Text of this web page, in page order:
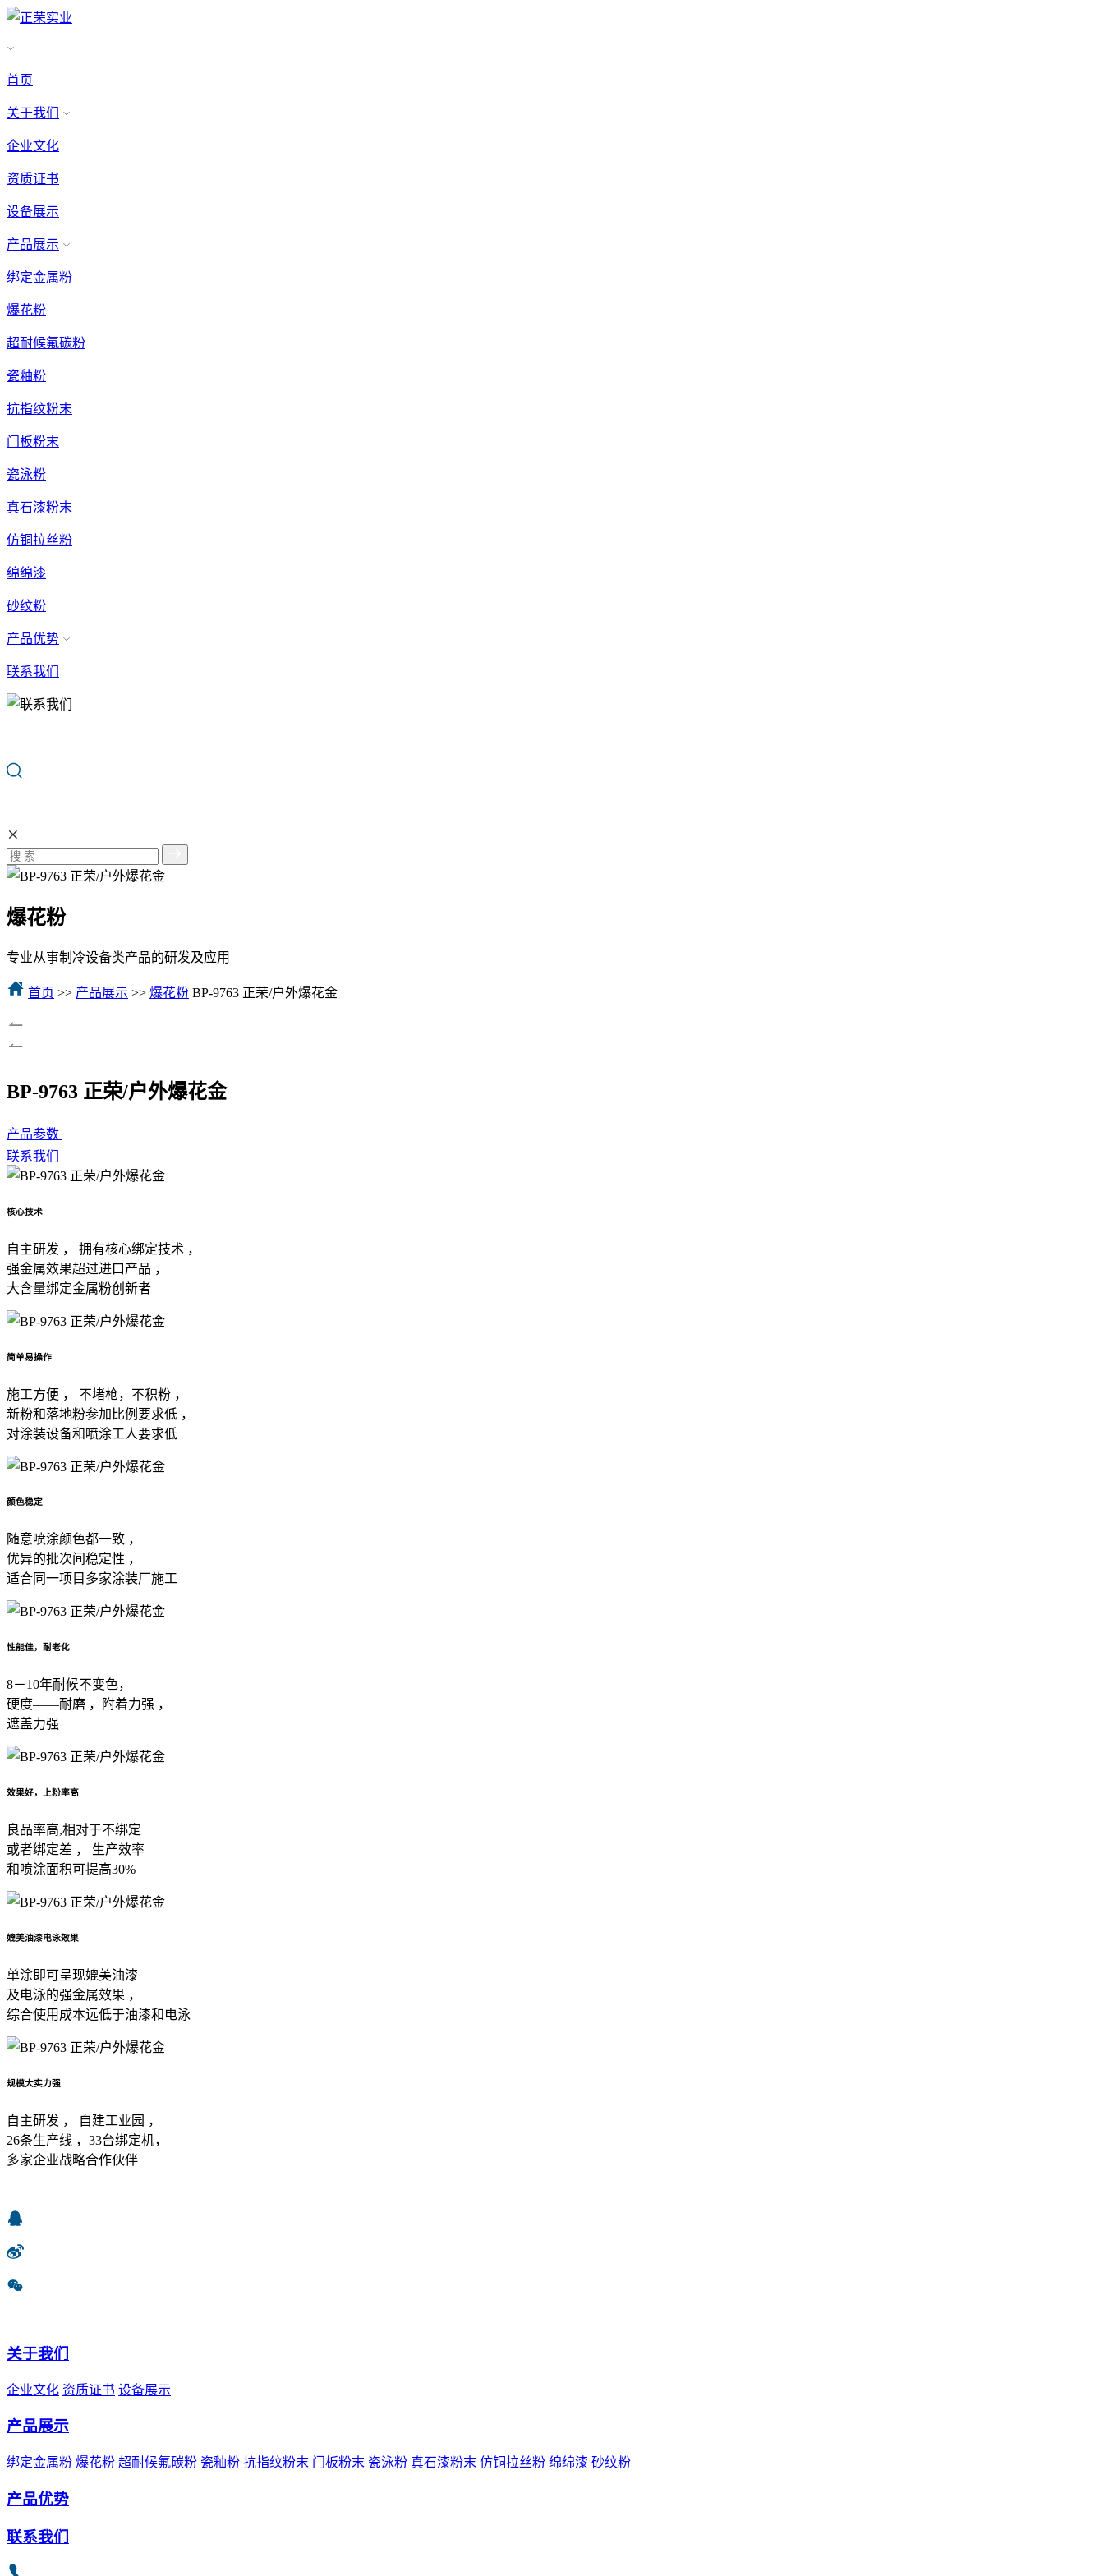
首页
关于我们
企业文化
资质证书
设备展示
产品展示
绑定金属粉
爆花粉
超耐候氟碳粉
瓷釉粉
抗指纹粉末
门板粉末
瓷泳粉
真石漆粉末
仿铜拉丝粉
绵绵漆
砂纹粉
产品优势
联系我们
爆花粉
专业从事制冷设备类产品的研发及应用
首页 >> 产品展示 >> 爆花粉 BP-9763 正荣/户外爆花金
BP-9763 正荣/户外爆花金
产品参数
联系我们
核心技术
自主研发 ， 拥有核心绑定技术 ，
强金属效果超过进口产品 ，
大含量绑定金属粉创新者
简单易操作
施工方便 ， 不堵枪，不积粉 ，
新粉和落地粉参加比例要求低 ，
对涂装设备和喷涂工人要求低
颜色稳定
随意喷涂颜色都一致 ，
优异的批次间稳定性 ，
适合同一项目多家涂装厂施工
性能佳，耐老化
8－10年耐候不变色，
硬度——耐磨 ，附着力强 ，
遮盖力强
效果好，上粉率高
良品率高,相对于不绑定
或者绑定差 ， 生产效率
和喷涂面积可提高30%
媲美油漆电泳效果
单涂即可呈现媲美油漆
及电泳的强金属效果 ，
综合使用成本远低于油漆和电泳
规模大实力强
自主研发 ， 自建工业园 ，
26条生产线 ，33台绑定机，
多家企业战略合作伙伴
关于我们
企业文化 资质证书 设备展示
产品展示
绑定金属粉 爆花粉 超耐候氟碳粉 瓷釉粉 抗指纹粉末 门板粉末 瓷泳粉 真石漆粉末 仿铜拉丝粉 绵绵漆 砂纹粉
产品优势
联系我们